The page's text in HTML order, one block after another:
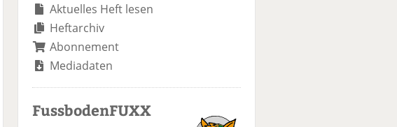
Aktuelles Heft lesen
Heftarchiv
Abonnement
Mediadaten
FussbodenFUXX